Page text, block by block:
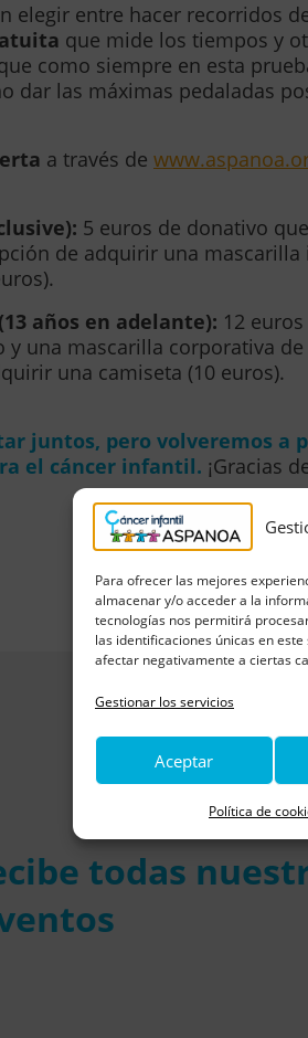
Para ofrecer las mejores
almacenar y/o acceder a la
tecnologías nos permitirá
las identificaciones únicas en
afectar negativamente a ciertas
Gestionar los servicios
Aceptar
Política de
elegir entre hacer recorridos
que mide los tiempos y
como siempre en esta
dar las máximas pedaladas
a través de
5 euros de donativo
de adquirir una mascarilla
años en adelante): 12
una mascarilla corporativa de
una camiseta (10 euros).
juntos, pero volveremos a
el cáncer infantil. ¡Gracias
todas